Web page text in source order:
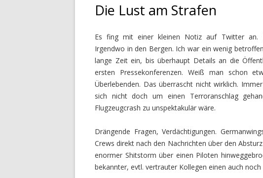
Die Lust am Strafen
Es fing mit einer kleinen Notiz auf Twitter an.
Irgendwo in den Bergen. Ich war ein wenig
lange Zeit ein, bis überhaupt Details an die
ersten Pressekonferenzen. Weiß man schon
Überlebenden. Das überrascht nicht wirklich.
sich nicht doch um einen Terroranschlag
Flugzeugcrash zu unspektakulär wäre.
Drängende Fragen, Verdächtigungen.
Crews direkt nach den Nachrichten über den
enormer Shitstorm über einen Piloten
bekannter, evtl. vertrauter Kollegen einen auch